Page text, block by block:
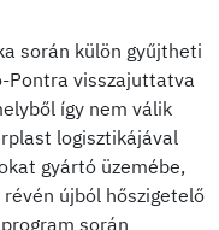
során külön gyűjtheti
Pontra visszajuttatva
így nem válik
logisztikájával
gyártó üzemébe,
újból hőszigetelő
során